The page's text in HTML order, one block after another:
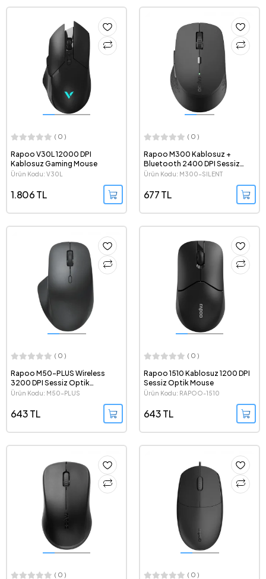
( 0 )
Rapoo V30L 12000 DPI
Kablosuz Gaming Mouse
Ürün Kodu: V30L
1.806 TL
( 0 )
Rapoo M300 Kablosuz +
Bluetooth 2400 DPI Sessiz
Optik Mouse
Ürün Kodu: M300-SILENT
677 TL
( 0 )
Rapoo M50-PLUS Wireless
3200 DPI Sessiz Optik
Kablosuz Mouse
Ürün Kodu: M50-PLUS
643 TL
( 0 )
Rapoo 1510 Kablosuz 1200 DPI
Sessiz Optik Mouse
Ürün Kodu: RAPOO-1510
643 TL
( 0 ) ( 0 )